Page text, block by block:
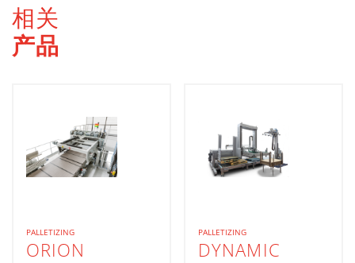
相关
产品
PALLETIZING
ORION
PALLETIZING
DYNAMIC